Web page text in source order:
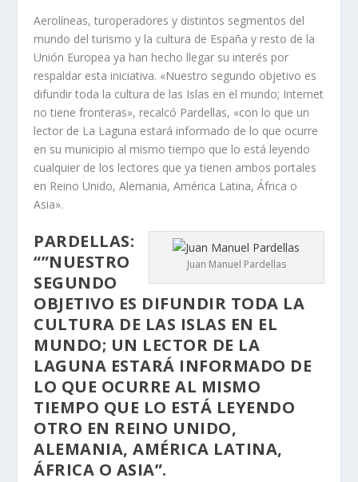
Aerolíneas, turoperadores y distintos segmentos del
mundo del turismo y la cultura de España y resto de la
Unión Europea ya han hecho llegar su interés por
respaldar esta iniciativa. «Nuestro segundo objetivo es
difundir toda la cultura de las Islas en el mundo; Internet
no tiene fronteras», recalcó Pardellas, «con lo que un
lector de La Laguna estará informado de lo que ocurre
en su municipio al mismo tiempo que lo está leyendo
cualquier de los lectores que ya tienen ambos portales
en Reino Unido, Alemania, América Latina, África o
Asia».
Juan Manuel Pardellas
PARDELLAS:
“”NUESTRO
SEGUNDO
OBJETIVO ES DIFUNDIR TODA LA
CULTURA DE LAS ISLAS EN EL
MUNDO; UN LECTOR DE LA
LAGUNA ESTARÁ INFORMADO DE
LO QUE OCURRE AL MISMO
TIEMPO QUE LO ESTÁ LEYENDO
OTRO EN REINO UNIDO,
ALEMANIA, AMÉRICA LATINA,
ÁFRICA O ASIA”.